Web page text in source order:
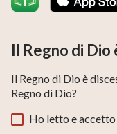
Il Regno di Dio
Il Regno di Dio è
Regno di Dio?
Ho letto e accetto